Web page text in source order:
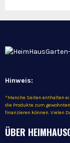
Hinweis:
*Manche Seiten enthalten
die Produkte zum
finanzieren können. Vielen
ÜBER